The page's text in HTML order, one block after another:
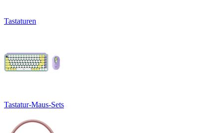
Tastaturen
Tastatur-Maus-Sets